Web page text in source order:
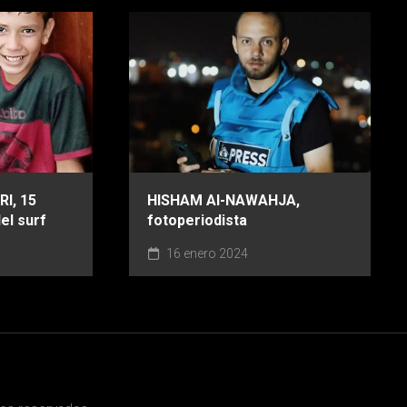
15
surf
HISHAM Al-NAWAHJA,
fotoperiodista
16 enero 2024